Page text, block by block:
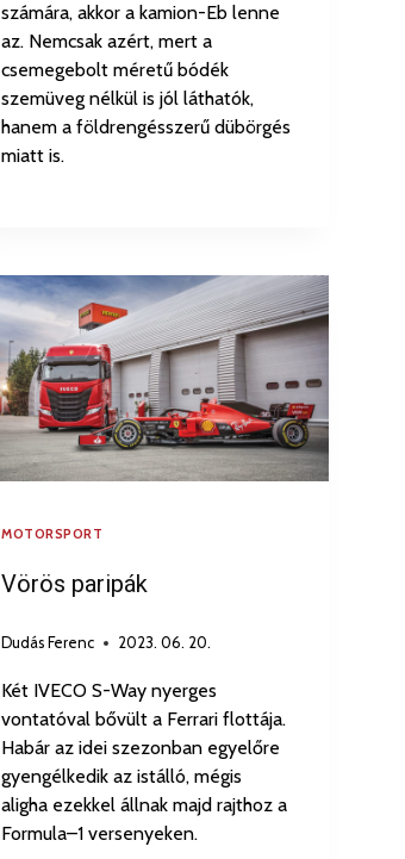
számára, akkor a kamion-Eb lenne
az. Nemcsak azért, mert a
csemegebolt méretű bódék
szemüveg nélkül is jól láthatók,
hanem a földrengésszerű dübörgés
miatt is.
MOTORSPORT
Vörös paripák
Dudás Ferenc 2023. 06. 20.
Két IVECO S-Way nyerges
vontatóval bővült a Ferrari flottája.
Habár az idei szezonban egyelőre
gyengélkedik az istálló, mégis
aligha ezekkel állnak majd rajthoz a
Formula–1 versenyeken.